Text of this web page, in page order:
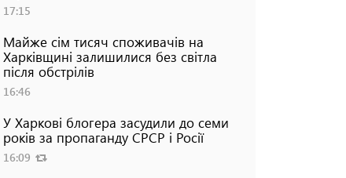
17:15
Майже сім тисяч споживачів на
Харківщині залишилися без світла
після обстрілів
16:46
У Харкові блогера засудили до семи
років за пропаганду СРСР і Росії
16:09